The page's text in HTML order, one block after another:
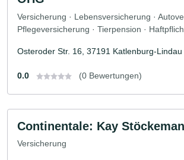
Versicherung · Lebensversicherung ·
Pflegeversicherung · Tierpension ·
Osteroder Str. 16, 37191 Katlenburg-Lindau
0.0 (0 Bewertungen)
Continentale: Kay
Versicherung